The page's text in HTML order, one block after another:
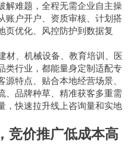
解难题，全程无需企业自主操
账户开户、资质审核、计划搭
页优化、风控防护到数据复
材、机械设备、教育培训、医
类行业，都能量身定制适配专
特点、贴合本地经营场景、
、品牌种草、精准获客多重需
，快速拉升线上咨询量和实地
竞价推广低成本高